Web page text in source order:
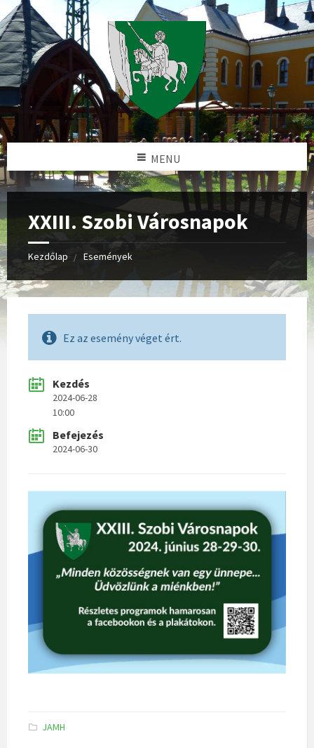
MENU
XXIII. Szobi Városnapok
Kezdőlap Események
Ez az esemény véget ért.
Kezdés
2024-06-28
10:00
Befejezés
2024-06-30
K
JAMH